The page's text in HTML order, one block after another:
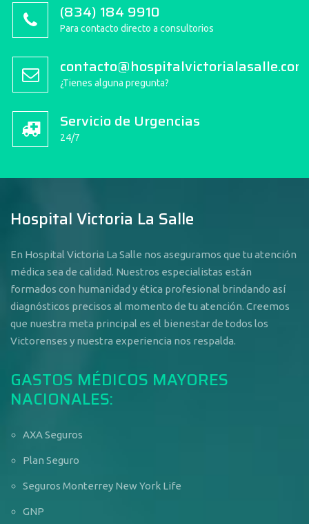
(834) 184 9910
Para contacto directo a consultorios
contacto@hospitalvictorialasalle.com
¿Tienes alguna pregunta?
Servicio de Urgencias
24/7
Hospital Victoria La Salle
En Hospital Victoria La Salle nos aseguramos que tu atención
médica sea de calidad. Nuestros especialistas están
formados con humanidad y ética profesional brindando así
diagnósticos precisos al momento de tu atención. Creemos
que nuestra meta principal es el bienestar de todos los
Victorenses y nuestra experiencia nos respalda.
GASTOS MÉDICOS MAYORES
NACIONALES:
AXA Seguros
Plan Seguro
Seguros Monterrey New York Life
GNP